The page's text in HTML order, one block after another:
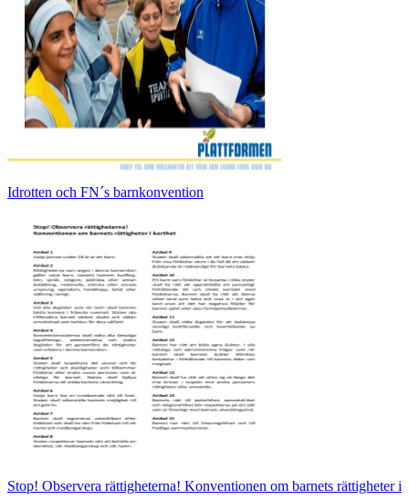
Idrotten och FN´s barnkonvention
Stop! Observera rättigheterna! Konventionen om barnets rättigheter i